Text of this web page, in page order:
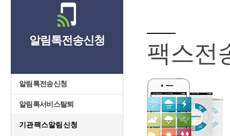
알림톡전송신청
알림톡전송신청
알림톡서비스탈퇴
기관팩스알림신청
팩스전